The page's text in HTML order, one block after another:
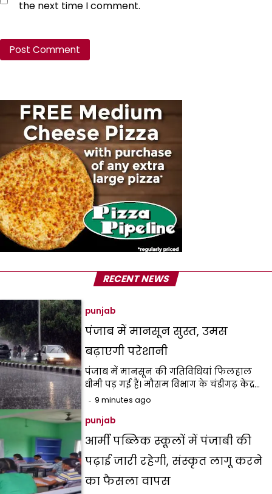
the next time I comment.
RECENT NEWS
punjab
पंजाब में मानसून सुस्त, उमस
बढ़ाएगी परेशानी
पंजाब में मानसून की गतिविधियां फिलहाल
धीमी पड़ गई हैं। मौसम विभाग के चंडीगढ़ केंद्र…
9 minutes ago
punjab
आर्मी पब्लिक स्कूलों में पंजाबी की
पढ़ाई जारी रहेगी, संस्कृत लागू करने
का फैसला वापस